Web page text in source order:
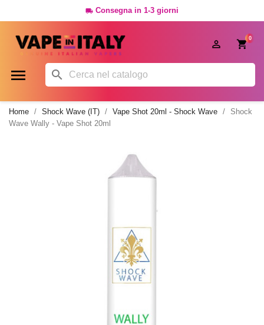
 Consegna in 1-3 giorni
0

 
Home Shock Wave (IT) Vape Shot 20ml - Shock Wave
Shock
Wave Wally - Vape Shot 20ml